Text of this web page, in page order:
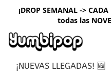
¡DROP SEMANAL ->
todas las
¡NUEVAS LLEGADAS! 🆕